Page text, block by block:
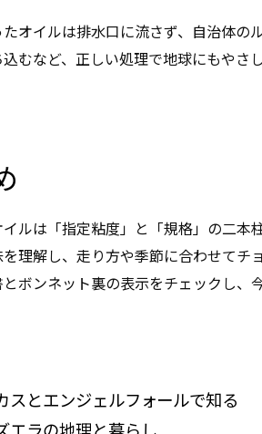
オイルは排水口に流さず、自治体の
むなど、正しい処理で地球にもやさ
ルは「指定粘度」と「規格」の二本
理解し、走り方や季節に合わせてチ
ボンネット裏の表示をチェックし、
スとエンジェルフォールで知る